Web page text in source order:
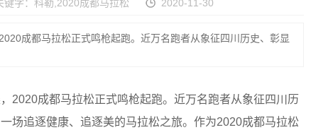
键字： 科勒 2020成都马拉松 2020-11-30
成都马拉松正式鸣枪起跑。近万名跑者从象征四川历史、彰显
2020成都马拉松正式鸣枪起跑。近万名跑者从象征四川历
场追逐健康、追逐美的马拉松之旅。作为2020成都马拉松